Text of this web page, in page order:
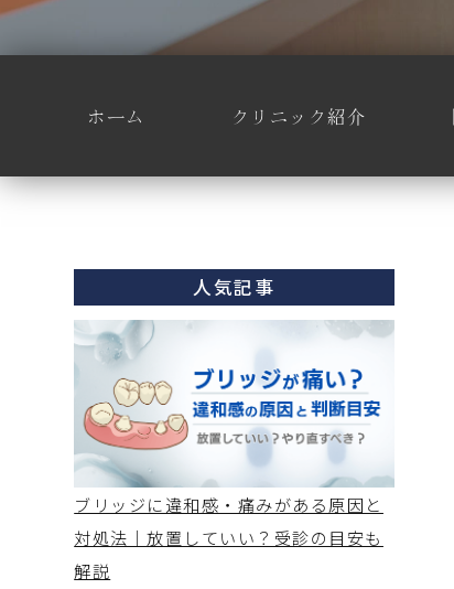
ホーム クリニック紹介
人気記事
ブリッジに違和感・痛みがある原因と
対処法｜放置していい？受診の目安も
解説